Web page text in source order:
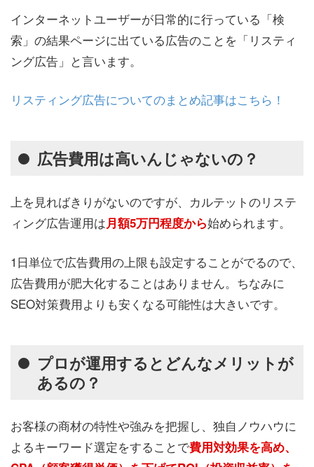
インターネットユーザーが日常的に行っている「検
索」の結果ページに出ている広告のことを「リスティ
ング広告」と言います。
リスティング広告についてのまとめ記事はこちら！
広告費用は高いんじゃないの？
上を見ればきりがないのですが、カルテットのリステ
ィング広告運用は月額5万円程度から始められます。
1日単位で広告費用の上限も設定することがでるので、
広告費用が肥大化することはありません。ちなみに
SEO対策費用よりも安くなる可能性は大きいです。
プロが運用するとどんなメリットが
あるの？
お客様の商材の特性や強みを把握し、独自ノウハウに
よるキーワード選定をすることで費用対効果を高め、